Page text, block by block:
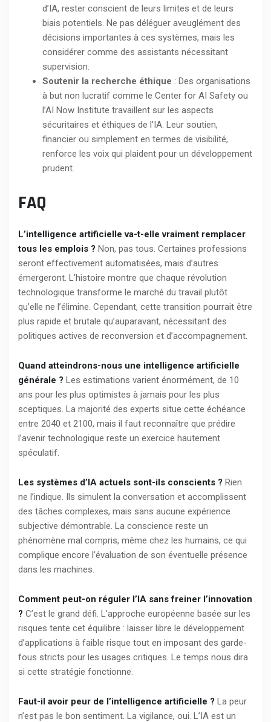
d’IA, rester conscient de leurs limites et de leurs
biais potentiels. Ne pas déléguer aveuglément des
décisions importantes à ces systèmes, mais les
considérer comme des assistants nécessitant
supervision.
Soutenir la recherche éthique : Des organisations
à but non lucratif comme le Center for AI Safety ou
l’AI Now Institute travaillent sur les aspects
sécuritaires et éthiques de l’IA. Leur soutien,
financier ou simplement en termes de visibilité,
renforce les voix qui plaident pour un développement
prudent.
FAQ
L’intelligence artificielle va-t-elle vraiment remplacer
tous les emplois ? Non, pas tous. Certaines professions
seront effectivement automatisées, mais d’autres
émergeront. L’histoire montre que chaque révolution
technologique transforme le marché du travail plutôt
qu’elle ne l’élimine. Cependant, cette transition pourrait être
plus rapide et brutale qu’auparavant, nécessitant des
politiques actives de reconversion et d’accompagnement.
Quand atteindrons-nous une intelligence artificielle
générale ? Les estimations varient énormément, de 10
ans pour les plus optimistes à jamais pour les plus
sceptiques. La majorité des experts situe cette échéance
entre 2040 et 2100, mais il faut reconnaître que prédire
l’avenir technologique reste un exercice hautement
spéculatif.
Les systèmes d’IA actuels sont-ils conscients ? Rien
ne l’indique. Ils simulent la conversation et accomplissent
des tâches complexes, mais sans aucune expérience
subjective démontrable. La conscience reste un
phénomène mal compris, même chez les humains, ce qui
complique encore l’évaluation de son éventuelle présence
dans les machines.
Comment peut-on réguler l’IA sans freiner l’innovation
? C’est le grand défi. L’approche européenne basée sur les
risques tente cet équilibre : laisser libre le développement
d’applications à faible risque tout en imposant des garde-
fous stricts pour les usages critiques. Le temps nous dira
si cette stratégie fonctionne.
Faut-il avoir peur de l’intelligence artificielle ? La peur
n’est pas le bon sentiment. La vigilance, oui. L’IA est un